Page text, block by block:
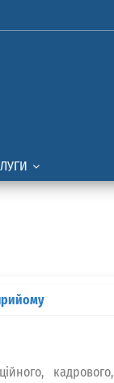
кадрового,